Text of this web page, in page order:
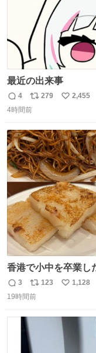
最近の出来事
返
信
4
リ
ポ
ト
数
279
い
数
2,455
4時間前
香港で小中を卒業し
に現地の味を探して
すれば流石に出会え
たけど、 総合的に
返
信
3
リ
ポ
数
123
い
数
1,128
19時間前